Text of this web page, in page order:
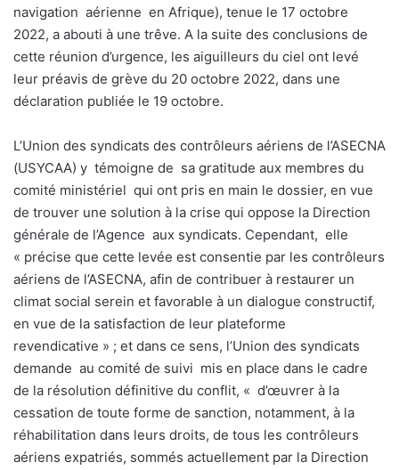
navigation aérienne en Afrique), tenue le 17 octobre
2022, a abouti à une trêve. A la suite des conclusions de
cette réunion d’urgence, les aiguilleurs du ciel ont levé
leur préavis de grève du 20 octobre 2022, dans une
déclaration publiée le 19 octobre.
L’Union des syndicats des contrôleurs aériens de l’ASECNA
(USYCAA) y témoigne de sa gratitude aux membres du
comité ministériel qui ont pris en main le dossier, en vue
de trouver une solution à la crise qui oppose la Direction
générale de l’Agence aux syndicats. Cependant, elle
« précise que cette levée est consentie par les contrôleurs
aériens de l’ASECNA, afin de contribuer à restaurer un
climat social serein et favorable à un dialogue constructif,
en vue de la satisfaction de leur plateforme
revendicative » ; et dans ce sens, l’Union des syndicats
demande au comité de suivi mis en place dans le cadre
de la résolution définitive du conflit, « d’œuvrer à la
cessation de toute forme de sanction, notamment, à la
réhabilitation dans leurs droits, de tous les contrôleurs
aériens expatriés, sommés actuellement par la Direction